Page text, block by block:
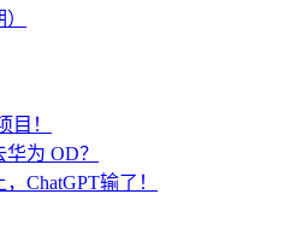
目！
为 OD？
ChatGPT输了！